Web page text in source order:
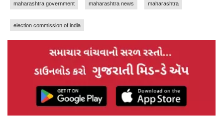
maharashtra government maharashtra news maharashtra
election commission of india